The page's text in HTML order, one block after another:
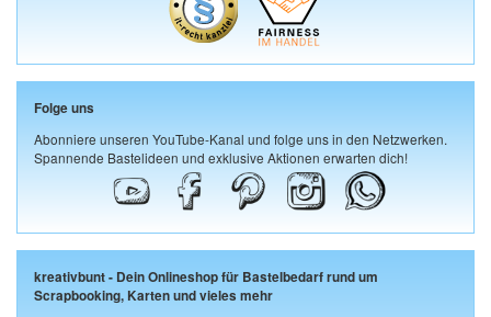
Folge uns
Abonniere unseren YouTube-Kanal und folge uns in den Netzwerken.
Spannende Bastelideen und exklusive Aktionen erwarten dich!
kreativbunt - Dein Onlineshop für Bastelbedarf rund um
Scrapbooking, Karten und vieles mehr